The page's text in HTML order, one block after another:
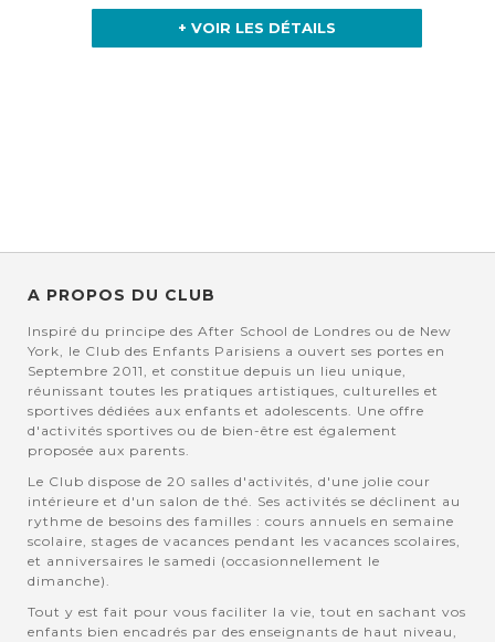
+ VOIR LES DÉTAILS
A PROPOS DU CLUB
Inspiré du principe des After School de Londres ou de New
York, le Club des Enfants Parisiens a ouvert ses portes en
Septembre 2011, et constitue depuis un lieu unique,
réunissant toutes les pratiques artistiques, culturelles et
sportives dédiées aux enfants et adolescents. Une offre
d'activités sportives ou de bien-être est également
proposée aux parents.
Le Club dispose de 20 salles d'activités, d'une jolie cour
intérieure et d'un salon de thé. Ses activités se déclinent au
rythme de besoins des familles : cours annuels en semaine
scolaire, stages de vacances pendant les vacances scolaires,
et anniversaires le samedi (occasionnellement le
dimanche).
Tout y est fait pour vous faciliter la vie, tout en sachant vos
enfants bien encadrés par des enseignants de haut niveau,